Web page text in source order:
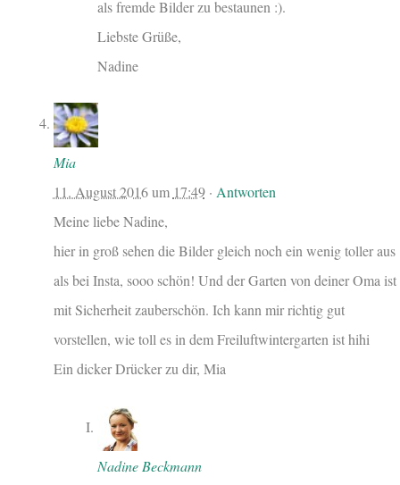
als fremde Bilder zu bestaunen :).
Liebste Grüße,
Nadine
Mia
11. August 2016um 17:49· Antworten
Meine liebe Nadine,
hier in groß sehen die Bilder gleich noch ein wenig toller aus
als bei Insta, sooo schön! Und der Garten von deiner Oma ist
mit Sicherheit zauberschön. Ich kann mir richtig gut
vorstellen, wie toll es in dem Freiluftwintergarten ist hihi
Ein dicker Drücker zu dir, Mia
Nadine Beckmann